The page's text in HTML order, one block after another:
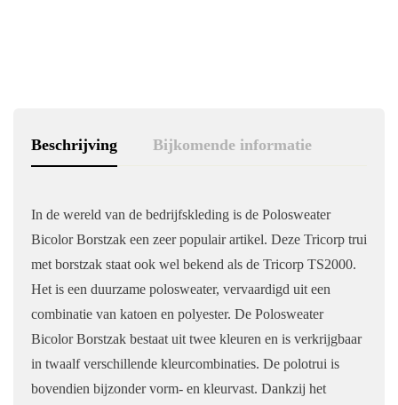
Beschrijving Bijkomende informatie
In de wereld van de bedrijfskleding is de Polosweater
Bicolor Borstzak een zeer populair artikel. Deze Tricorp trui
met borstzak staat ook wel bekend als de Tricorp TS2000.
Het is een duurzame polosweater, vervaardigd uit een
combinatie van katoen en polyester. De Polosweater
Bicolor Borstzak bestaat uit twee kleuren en is verkrijgbaar
in twaalf verschillende kleurcombinaties. De polotrui is
bovendien bijzonder vorm- en kleurvast. Dankzij het